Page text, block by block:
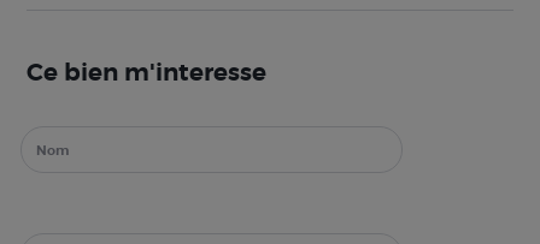
Ce bien m'interesse